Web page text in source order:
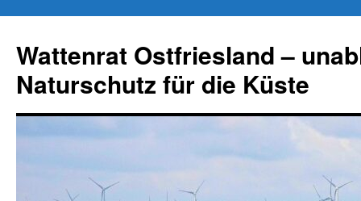
springen
Wattenrat Ostfriesland –
Naturschutz für die Küste